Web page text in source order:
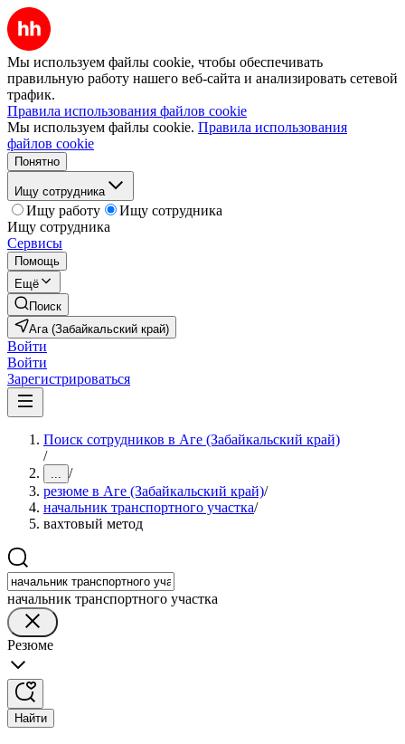
Мы используем файлы cookie, чтобы обеспечивать
правильную работу нашего веб-сайта и анализировать сетевой
трафик.
Правила использования файлов cookie
Мы используем файлы cookie. Правила использования
файлов cookie
Понятно
Ищу сотрудника
Ищу работу
Ищу сотрудника
Ищу сотрудника
Сервисы
Помощь
Ещё
Поиск
Ага (Забайкальский край)
Войти
Войти
Зарегистрироваться
Поиск сотрудников в Аге (Забайкальский край)
/
... /
резюме в Аге (Забайкальский край)/
начальник транспортного участка/
вахтовый метод
начальник транспортного участка
Резюме
Найти